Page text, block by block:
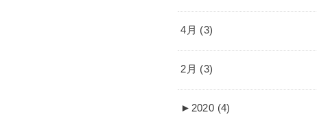
4月 (3)
2月 (3)
► 2020 (4)